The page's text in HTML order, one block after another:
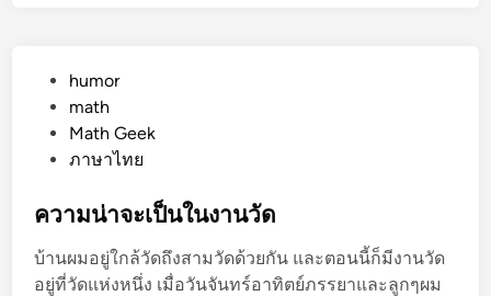
น
ล
d
n
humor
math
Math Geek
ภาษาไทย
ความน่าจะเป็นในงานวัด
บ้านผมอยู่ใกล้วัดถึงสามวัดด้วยกัน และตอนนี้ก็มีงานวัด
อยู่ที่วัดแห่งหนึ่ง เมื่อวันจันทร์อาทิตย์ภรรยาและลูกๆผม